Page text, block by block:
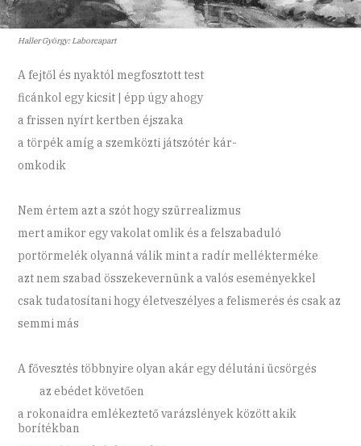
Haller György: Laborcapart
A fejtől és nyaktól megfosztott test
ficánkol egy kicsit | épp úgy ahogy
a frissen nyírt kertben éjszaka
a törpék amíg a szemközti játszótér kár-
omkodik
Nem értem azt a szót hogy szürrealizmus
mert amikor egy vakolat omlik és a felszabaduló
portörmelék olyanná válik mint a radír mellékterméke
azt nem szabad összekevernünk a valós eseményekkel
csak tudatosítani hogy életveszélyes a felismerés és csak az
semmi más
A fővesztés többnyire olyan akár egy délutáni ücsörgés
az ebédet követően
a rokonaidra emlékeztető varázslények között akik
borítékban